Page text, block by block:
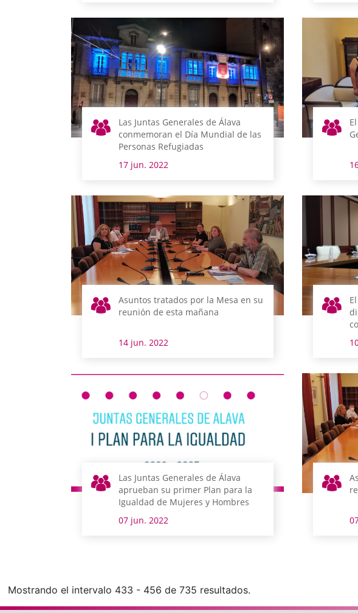
Las Juntas Generales de Álava
conmemoran el Día Mundial de las
Personas Refugiadas
17 jun. 2022
Asuntos tratados por la Mesa en su
reunión de esta mañana
14 jun. 2022
Las Juntas Generales de Álava
aprueban su primer Plan para la
Igualdad de Mujeres y Hombres
07 jun. 2022
Mostrando el intervalo 433 - 456 de 735 resultados.